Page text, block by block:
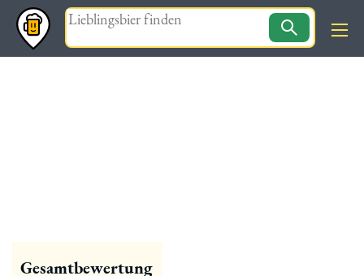
Magazin
Gesamtbewertung